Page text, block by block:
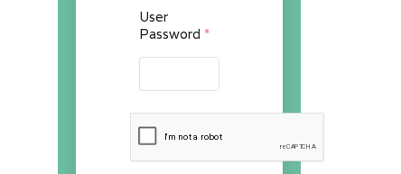
User
Password *